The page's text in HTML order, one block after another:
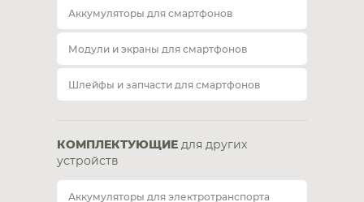
Аккумуляторы для смартфонов
Модули и экраны для смартфонов
Шлейфы и запчасти для смартфонов
КОМПЛЕКТУЮЩИЕ для других
устройств
Аккумуляторы для электротранспорта